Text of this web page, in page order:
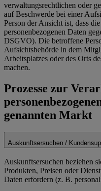
verwaltungsrechtlichen oder
auf Beschwerde bei einer
Person der Ansicht ist, dass
personenbezogenen Daten
DSGVO). Die betroffene
Aufsichtsbehörde in dem
Arbeitsplatzes oder des Orts
machen.
Prozesse zur
genannten Markt
Auskunftsersuchen /
Auskunftsersuchen beziehen
Produkten, Preisen oder
Daten erfordern (z. B.